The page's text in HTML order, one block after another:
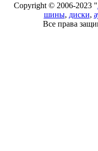
Copyright © 2006-2023 "
шины, диски,
Все права